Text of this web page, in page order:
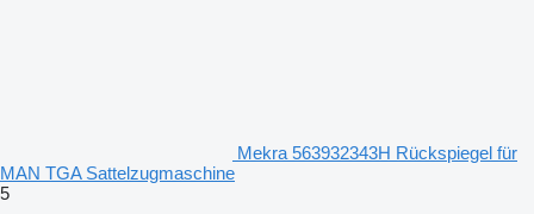
Mekra 563932343H Rückspiegel für
MAN TGA Sattelzugmaschine
5